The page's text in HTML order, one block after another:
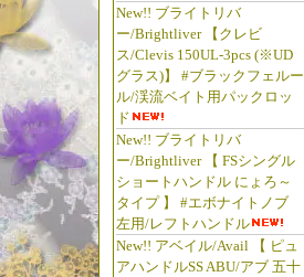
New!! ブライトリバ
ー/Brightliver 【クレビ
ス/Clevis 150UL-3pcs (※UD
グラス)】 #ブラックフェルー
ル/渓流ベイト用パックロッ
ド
New!! ブライトリバ
ー/Brightliver 【 FSシングル
ショートハンドル にょろ～
タイプ 】 #エボナイトノブ
左用/レフトハンドル
New!! アベイル/Avail 【 ピュ
アハンドルSS ABU/アブ 五十